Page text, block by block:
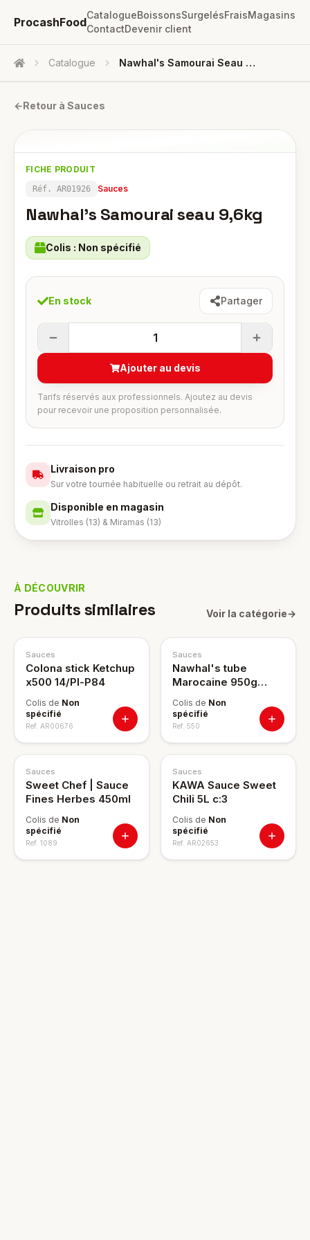
ProcashFood
CatalogueBoissonsSurgelésFraisMagasins
ContactDevenir client
Accueil Catalogue Nawhal's Samourai Seau 9,6kg
←Retour à Sauces
FICHE PRODUIT
Réf. AR01926 Sauces
Nawhal's Samourai seau 9,6kg
Colis : Non spécifié
En stock Partager
1
Ajouter au devis
Tarifs réservés aux professionnels. Ajoutez au devis
pour recevoir une proposition personnalisée.
Livraison pro
Sur votre tournée habituelle ou retrait au dépôt.
Disponible en magasin
Vitrolles (13) & Miramas (13)
À DÉCOUVRIR
Produits similaires Voir la catégorie→
Sauces
Colona stick Ketchup
x500 14/Pl-P84
Colis de Non
spécifié
Ref. AR00676
Sauces
Nawhal's tube
Marocaine 950g
Colis de Non
spécifié
Ref. 550
Sauces
Sweet Chef | Sauce
Fines Herbes 450ml
Colis de Non
spécifié
Ref. 1089
Sauces
KAWA Sauce Sweet
Chili 5L c:3
Colis de Non
spécifié
Ref. AR02653